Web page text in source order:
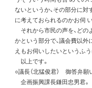
ないというか、その部分に対
に考えておられるのかお伺
それから市民の声を、どの
かという部分で、議会費以外
えもお伺いしたいというふう
以上です。
○議長（北猛俊君） 御答弁願
企画振興課長鎌田忠男君。